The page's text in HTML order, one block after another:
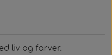
liv og farver.